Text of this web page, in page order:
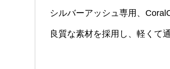
シルバーアッシュ専用、
良質な素材を採用し、軽くて